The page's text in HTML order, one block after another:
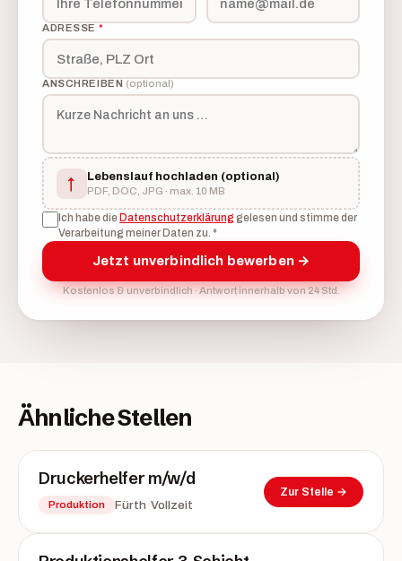
ADRESSE *
ANSCHREIBEN (optional)
↑ Lebenslauf hochladen (optional)
PDF, DOC, JPG · max. 10 MB
Ich habe die Datenschutzerklärung gelesen und stimme der
Verarbeitung meiner Daten zu. *
Jetzt unverbindlich bewerben →
Kostenlos & unverbindlich · Antwort innerhalb von 24 Std.
Ähnliche Stellen
Druckerhelfer m/w/d
Produktion Fürth ·Vollzeit
Zur Stelle →